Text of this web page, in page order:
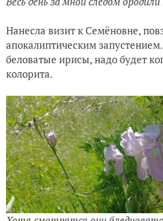
Нанесла визит к Семёновне,
апокалиптическим
беловатые ирисы, надо будет
колорита.